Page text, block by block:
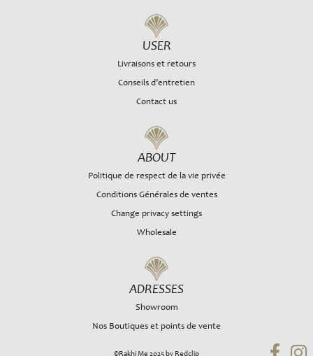
USER
Livraisons et retours
Conseils d’entretien
Contact us
ABOUT
Politique de respect de la vie privée
Conditions Générales de ventes
Change privacy settings
Wholesale
ADRESSES
Showroom
Nos Boutiques et points de vente
©Rakhi Me 2025 by Redclip